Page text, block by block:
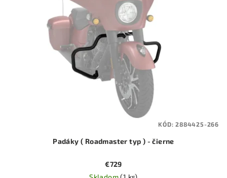
Padáky ( Roadmaster typ ) - čierne
€729
KÓD:2884425-266